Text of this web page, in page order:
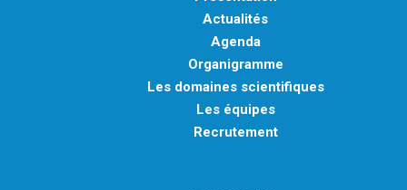
Actualités
Agenda
Organigramme
Les domaines scientifiques
Les équipes
Recrutement